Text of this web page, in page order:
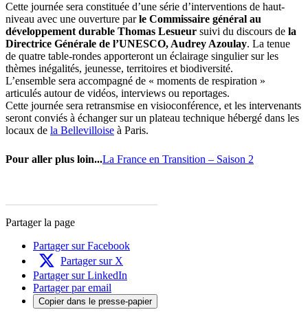
Cette journée sera constituée d’une série d’interventions de haut-
niveau avec une ouverture parle Commissaire général au
développement durable Thomas Lesueur suivi du discours de la
Directrice Générale de l’UNESCO, Audrey Azoulay. La tenue
de quatre table-rondes apporteront un éclairage singulier sur les
thèmes inégalités, jeunesse, territoires et biodiversité.
L’ensemble sera accompagné de « moments de respiration »
articulés autour de vidéos, interviews ou reportages.
Cette journée sera retransmise en visioconférence, et les intervenants
seront conviés à échanger sur un plateau technique hébergé dans les
locaux de la Bellevilloise à Paris.
Pour aller plus loin...La France en Transition – Saison 2
Partager la page
Partager sur Facebook
Partager sur X
Partager sur LinkedIn
Partager par email
Copier dans le presse-papier